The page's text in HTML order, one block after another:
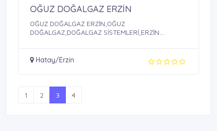
OĞUZ DOĞALGAZ ERZİN
OĞUZ DOĞALGAZ ERZİN,OĞUZ
DOĞALGAZ,DOĞALGAZ SİSTEMLERİ,ERZİN
Hatay/Erzin
1 2 3 4